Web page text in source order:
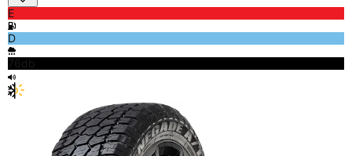
E
D
76db